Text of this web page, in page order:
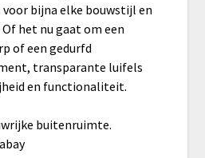
bijna elke bouwstijl en
het nu gaat om een
of een gedurfd
transparante luifels
en functionaliteit.